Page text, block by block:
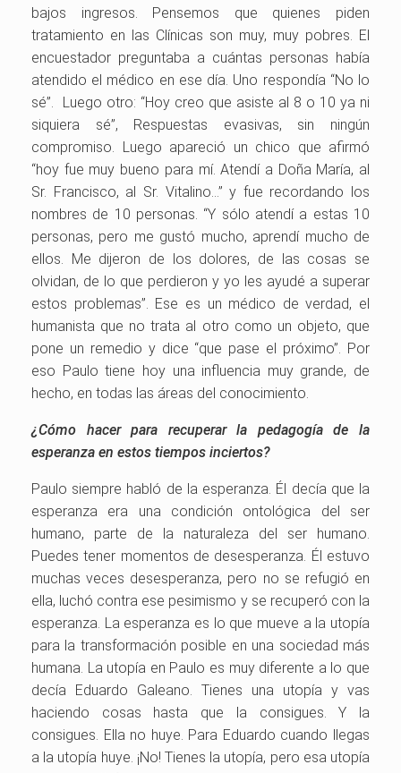
bajos ingresos. Pensemos que quienes piden
tratamiento en las Clínicas son muy, muy pobres. El
encuestador preguntaba a cuántas personas había
atendido el médico en ese día. Uno respondía “No lo
sé”. Luego otro: “Hoy creo que asiste al 8 o 10 ya ni
siquiera sé”, Respuestas evasivas, sin ningún
compromiso. Luego apareció un chico que afirmó
“hoy fue muy bueno para mí. Atendí a Doña María, al
Sr. Francisco, al Sr. Vitalino…” y fue recordando los
nombres de 10 personas. “Y sólo atendí a estas 10
personas, pero me gustó mucho, aprendí mucho de
ellos. Me dijeron de los dolores, de las cosas se
olvidan, de lo que perdieron y yo les ayudé a superar
estos problemas”. Ese es un médico de verdad, el
humanista que no trata al otro como un objeto, que
pone un remedio y dice “que pase el próximo”. Por
eso Paulo tiene hoy una influencia muy grande, de
hecho, en todas las áreas del conocimiento.
¿Cómo hacer para recuperar la pedagogía de la
esperanza en estos tiempos inciertos?
Paulo siempre habló de la esperanza. Él decía que la
esperanza era una condición ontológica del ser
humano, parte de la naturaleza del ser humano.
Puedes tener momentos de desesperanza. Él estuvo
muchas veces desesperanza, pero no se refugió en
ella, luchó contra ese pesimismo y se recuperó con la
esperanza. La esperanza es lo que mueve a la utopía
para la transformación posible en una sociedad más
humana. La utopía en Paulo es muy diferente a lo que
decía Eduardo Galeano. Tienes una utopía y vas
haciendo cosas hasta que la consigues. Y la
consigues. Ella no huye. Para Eduardo cuando llegas
a la utopía huye. ¡No! Tienes la utopía, pero esa utopía